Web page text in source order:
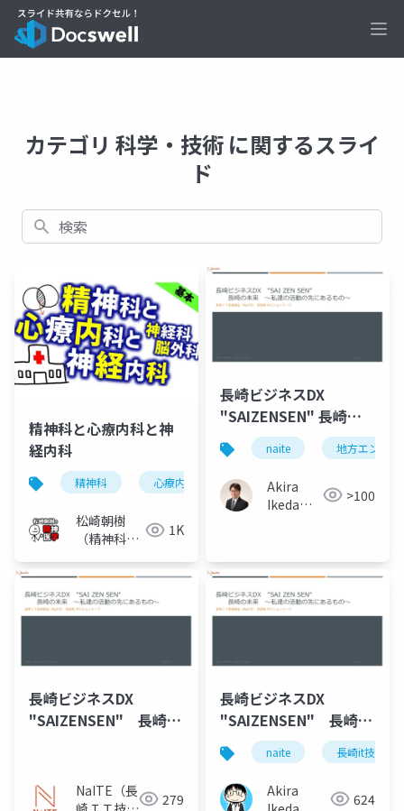
カテゴリ 科学・技術 に関するスライ
ド
検索
精神科と心療内科と神
経内科
精神科 心療内科 神経内科
松崎朝樹
（精神科
1K
長崎ビジネスDX
"SAIZENSEN" 長崎の
未来 〜私たちの活動
の先にあるもの〜
naite 地方エンジニ
Akira
Ikeda（ク
>100
長崎ビジネスDX
"SAIZENSEN" 長崎の
ショントーク資料
NaITE（長
279
長崎ビジネスDX
"SAIZENSEN" 長崎の
未来 ～私達の活動の
先にあるもの～ ポジ
ショントーク資料
naite 長崎it技術者
Akira
624